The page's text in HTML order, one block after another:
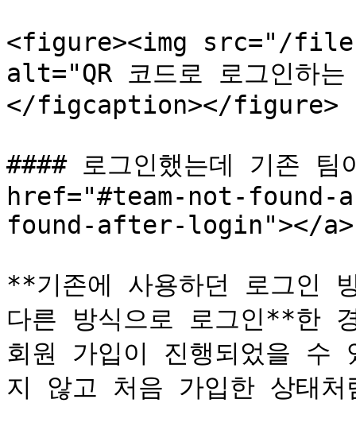
<figure><img src="/
alt="QR 코드로 로그인하
</figcaption></figure>
#### 로그인했는데 기존 팀
href="#team-not-
found-after-login"></a>
**기존에 사용하던 로그인
다른 방식으로 로그인**한
회원 가입이 진행되었을
지 않고 처음 가입한 상태처